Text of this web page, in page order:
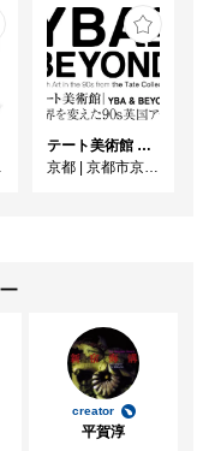
テート美術館 ― YBA & BEYOND 世界を変えた90s英国アート
京都 | 京都市京セラ美術館
creator
平賀淳